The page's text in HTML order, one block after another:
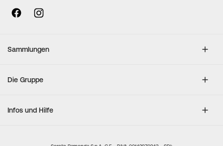
Sammlungen
Die Gruppe
Infos und Hilfe